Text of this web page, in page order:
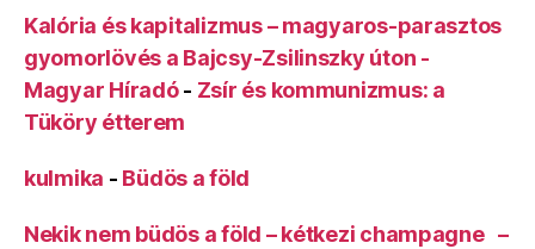
Kalória és kapitalizmus – magyaros-parasztos
gyomorlövés a Bajcsy-Zsilinszky úton -
Magyar Híradó- Zsír és kommunizmus: a
Tüköry étterem
kulmika - Büdös a föld
Nekik nem büdös a föld – kétkezi champagne –